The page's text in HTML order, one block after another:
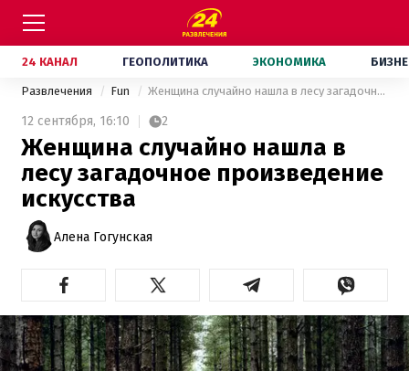
24 КАНАЛ ГЕОПОЛИТИКА ЭКОНОМИКА
Развлечения Fun Женщина случайно нашла в лесу загадочное произведение искусства
12 сентября, 16:10 2
Женщина случайно нашла в
лесу загадочное произведение
искусства
Алена Гогунская